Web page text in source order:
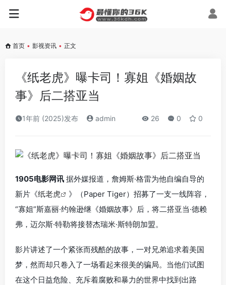
首页 • 影视资讯 • 正文
《纸老虎》曝卡司！寡姐《婚姻故
事》后二搭亚当
1年前 (2025)发布 admin 26 0 0
1905电影网讯 据外媒报道，詹姆斯·格雷为他自编自导的
新片《纸老虎
》（Paper Tiger）招募了一支一线阵容，
“寡姐”斯嘉丽·约翰逊继《婚姻故事》后，将二搭亚当·德赖
弗，迈尔斯·特勒将接替杰瑞米·斯特朗加盟。
影片讲述了一个紧张而残酷的故事，一对兄弟追求着美国
梦，然而却只卷入了一场看起来很美的骗局。当他们试图
在这个日益危险、充斥着腐败和暴力的世界中找到出路